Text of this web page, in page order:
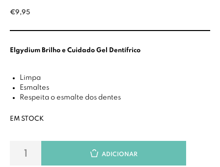
€9,95
Elgydium Brilho e Cuidado Gel Dentífrico
Limpa
Esmaltes
Respeita o esmalte dos dentes
EM STOCK
ADICIONAR